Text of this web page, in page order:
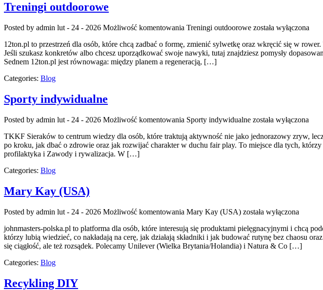
Treningi outdoorowe
Posted by admin lut - 24 - 2026 Możliwość komentowania Treningi outdoorowe została wyłączona
12ton.pl to przestrzeń dla osób, które chcą zadbać o formę, zmienić sylwetkę oraz wkręcić się w
Jeśli szukasz konkretów albo chcesz uporządkować swoje nawyki, tutaj znajdziesz pomysły
Sednem 12ton.pl jest równowaga: między planem a regeneracją, […]
Categories: Blog
Sporty indywidualne
Posted by admin lut - 24 - 2026 Możliwość komentowania Sporty indywidualne została wyłączona
TKKF Sieraków to centrum wiedzy dla osób, które traktują aktywność nie jako jednorazowy zryw,
po kroku, jak dbać o zdrowie oraz jak rozwijać charakter w duchu fair play. To miejsce dla tych,
profilaktyka i Zawody i rywalizacja. W […]
Categories: Blog
Mary Kay (USA)
Posted by admin lut - 24 - 2026 Możliwość komentowania Mary Kay (USA) została wyłączona
johnmasters-polska.pl to platforma dla osób, które interesują się produktami pielęgnacyjnymi i chcą
którzy lubią wiedzieć, co nakładają na cerę, jak działają składniki i jak budować rutynę bez chaosu
się ciągłość, ale też rozsądek. Polecamy Unilever (Wielka Brytania/Holandia) i Natura & Co […]
Categories: Blog
Recykling DIY